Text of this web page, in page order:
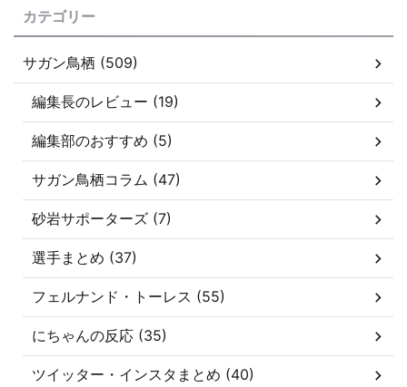
カテゴリー
サガン鳥栖 (509)
編集長のレビュー (19)
編集部のおすすめ (5)
サガン鳥栖コラム (47)
砂岩サポーターズ (7)
選手まとめ (37)
フェルナンド・トーレス (55)
にちゃんの反応 (35)
ツイッター・インスタまとめ (40)